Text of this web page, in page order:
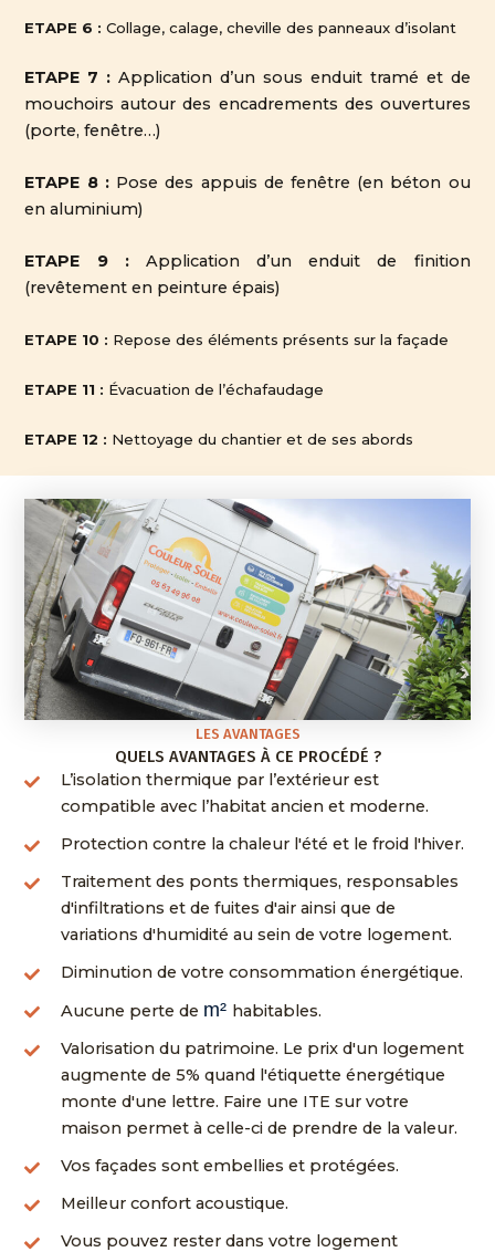
ETAPE 6 : Collage, calage, cheville des panneaux d’isolant
ETAPE 7 : Application d’un sous enduit tramé et de
mouchoirs autour des encadrements des ouvertures
(porte, fenêtre…)
ETAPE 8 :Pose des appuis de fenêtre (en béton ou
en aluminium)
ETAPE 9 :Application d’un enduit de finition
(revêtement en peinture épais)
ETAPE 10 : Repose des éléments présents sur la façade
ETAPE 11 : Évacuation de l’échafaudage
ETAPE 12 : Nettoyage du chantier et de ses abords
LES AVANTAGES
QUELS AVANTAGES À CE PROCÉDÉ ?
L’isolation thermique par l’extérieur est
compatible avec l’habitat ancien et moderne.
Protection contre la chaleur l'été et le froid l'hiver.
Traitement des ponts thermiques, responsables
d'infiltrations et de fuites d'air ainsi que de
variations d'humidité au sein de votre logement.
Diminution de votre consommation énergétique.
Aucune perte de m² habitables.
Valorisation du patrimoine. Le prix d'un logement
augmente de 5% quand l'étiquette énergétique
monte d'une lettre. Faire une ITE sur votre
maison permet à celle-ci de prendre de la valeur.
Vos façades sont embellies et protégées.
Meilleur confort acoustique.
Vous pouvez rester dans votre logement